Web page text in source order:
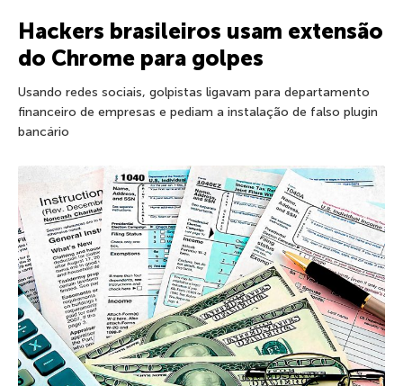
Hackers brasileiros usam extensão
do Chrome para golpes
Usando redes sociais, golpistas ligavam para departamento
financeiro de empresas e pediam a instalação de falso plugin
bancário